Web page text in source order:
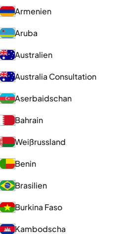
Armenien
Aruba
Australien
Australia Consultation
Aserbaidschan
Bahrain
Weißrussland
Benin
Brasilien
Burkina Faso
Kambodscha